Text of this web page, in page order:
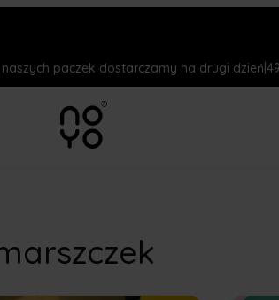
naszych paczek dostarczamy na drugi dzień